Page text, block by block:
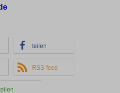
teilen
RSS-feed